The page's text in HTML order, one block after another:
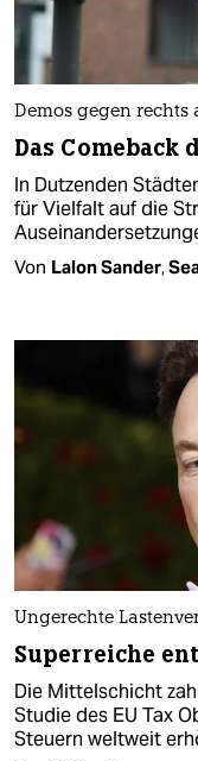
Demos gegen rechts
Das Comeback
In Dutzenden
für Vielfalt auf die
Von Lalon Sander,
Ungerechte
Superreiche
Die Mittelschicht
Studie des EU Tax
Steuern weltweit